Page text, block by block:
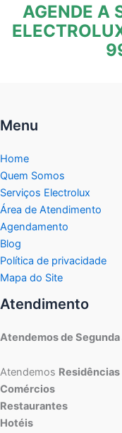
AGENDE A
Menu
Home
Quem Somos
Serviços Electrolux
Área de Atendimento
Agendamento
Blog
Política de privacidade
Mapa do Site
Atendimento
Atendemos de
Atendemos Residências
Comércios
Restaurantes
Hotéis